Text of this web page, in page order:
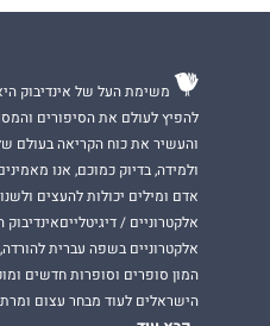
משימת העל של אינדיבוק
להפיץ לעולם את הסיפורים
והעשיר את כוח הקריאה בעולם
ולמידה, בדיוק כמוכם, אנו
אדם ומילים יכולות להעצים
אלקטרוניים /
אלקטרוניים בשפה עברית
המון סופרים וסופרות חדשים
הישראלים לעוד מבחר עצום